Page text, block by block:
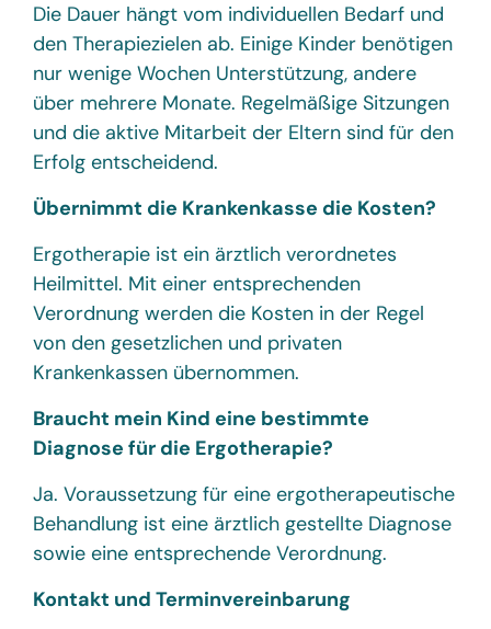
Die Dauer hängt vom individuellen Bedarf und
den Therapiezielen ab. Einige Kinder benötigen
nur wenige Wochen Unterstützung, andere
über mehrere Monate. Regelmäßige Sitzungen
und die aktive Mitarbeit der Eltern sind für den
Erfolg entscheidend.
Übernimmt die Krankenkasse die Kosten?
Ergotherapie ist ein ärztlich verordnetes
Heilmittel. Mit einer entsprechenden
Verordnung werden die Kosten in der Regel
von den gesetzlichen und privaten
Krankenkassen übernommen.
Braucht mein Kind eine bestimmte
Diagnose für die Ergotherapie?
Ja. Voraussetzung für eine ergotherapeutische
Behandlung ist eine ärztlich gestellte Diagnose
sowie eine entsprechende Verordnung.
Kontakt und Terminvereinbarung